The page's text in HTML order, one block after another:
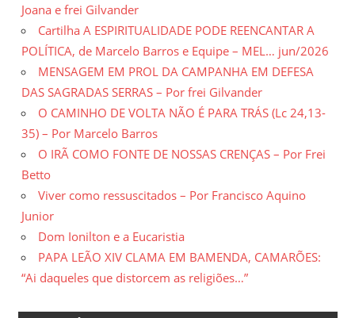
Joana e frei Gilvander
Cartilha A ESPIRITUALIDADE PODE REENCANTAR A
POLÍTICA, de Marcelo Barros e Equipe – MEL… jun/2026
MENSAGEM EM PROL DA CAMPANHA EM DEFESA
DAS SAGRADAS SERRAS – Por frei Gilvander
O CAMINHO DE VOLTA NÃO É PARA TRÁS (Lc 24,13-
35) – Por Marcelo Barros
O IRÃ COMO FONTE DE NOSSAS CRENÇAS – Por Frei
Betto
Viver como ressuscitados – Por Francisco Aquino
Junior
Dom Ionilton e a Eucaristia
PAPA LEÃO XIV CLAMA EM BAMENDA, CAMARÕES:
“Ai daqueles que distorcem as religiões…”